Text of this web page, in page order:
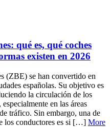
qué es, qué coches
existen en 2026
(ZBE) se han convertido en
españolas. Su objetivo es
la circulación de los
en las áreas
tráfico. Sin embargo, una de
los conductores es si […] More